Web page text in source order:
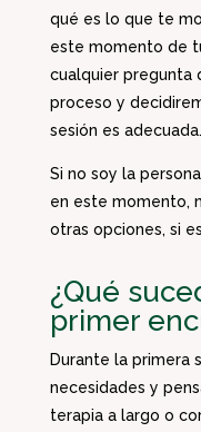
qué es lo que te
este momento de
cualquier pregunta
proceso y
sesión es adecuada.
Si no soy la
en este momento,
otras opciones, si
¿Qué
primer
Durante la primera
necesidades y
terapia a largo o